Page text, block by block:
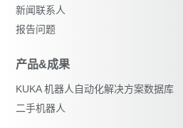
新闻联系人
报告问题
产品&成果
KUKA 机器人自动化解决方案数据库
二手机器人